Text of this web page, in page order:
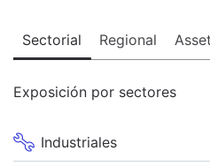
Sectorial Regional
Exposición por sectores
Industriales